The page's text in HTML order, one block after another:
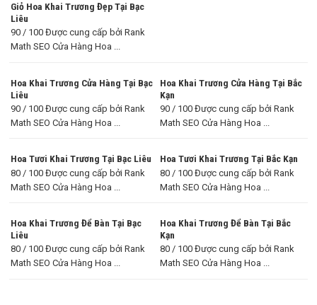
Giỏ Hoa Khai Trương Đẹp Tại Bạc
Liêu
90 / 100 Được cung cấp bởi Rank
Math SEO Cửa Hàng Hoa ...
Hoa Khai Trương Cửa Hàng Tại Bạc
Liêu
90 / 100 Được cung cấp bởi Rank
Math SEO Cửa Hàng Hoa ...
Hoa Khai Trương Cửa Hàng Tại Bắc
Kạn
90 / 100 Được cung cấp bởi Rank
Math SEO Cửa Hàng Hoa ...
Hoa Tươi Khai Trương Tại Bạc Liêu
80 / 100 Được cung cấp bởi Rank
Math SEO Cửa Hàng Hoa ...
Hoa Tươi Khai Trương Tại Bắc Kạn
80 / 100 Được cung cấp bởi Rank
Math SEO Cửa Hàng Hoa ...
Hoa Khai Trương Để Bàn Tại Bạc
Liêu
80 / 100 Được cung cấp bởi Rank
Math SEO Cửa Hàng Hoa ...
Hoa Khai Trương Để Bàn Tại Bắc
Kạn
80 / 100 Được cung cấp bởi Rank
Math SEO Cửa Hàng Hoa ...